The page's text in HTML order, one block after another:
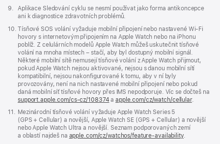
Poznámka
9.
Aplikace Sledování cyklu se nesmí používat jako forma antikoncepce
ani k diagnostice zdravotních problémů.
Poznámka
10. Tísňové SOS volání vyžaduje mobilní připojení nebo nastavené Wi‑Fi
hovory s internetovým připojením na Apple Watch nebo na iPhonu
poblíž. Z celulárních modelů Apple Watch můžeš uskutečnit tísňové
volání na mnoha místech – stačí, aby byl dostupný mobilní signál.
Některé mobilní sítě nemusejí tísňové volání z Apple Watch přijmout,
pokud Apple Watch nejsou aktivované, nejsou s danou mobilní sítí
kompatibilní, nejsou nakonfigurované k tomu, aby v ní byly
provozovány, není na nich nastavené mobilní připojení nebo pokud
daná mobilní síť tísňové hovory přes IMS nepodporuje. Víc se dočteš na
support.apple.com/cs-cz/108374 (Otevře
v novém
okně)
aapple.com/cz/watch/cellular.
Poznámka
11. Mezinárodní tísňové volání vyžaduje Apple Watch Series 5
(GPS + Cellular) a novější, Apple Watch SE (GPS + Cellular) a novější
nebo Apple Watch Ultra a novější. Seznam podporovaných zemí
a oblastí najdeš na apple.com/cz/watchos/feature-availability.